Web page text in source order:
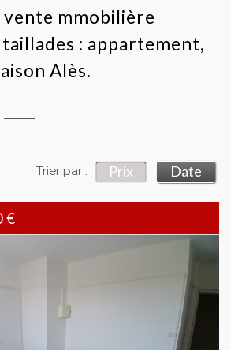
: appartement,
Alès.
Trier par : Prix Date
€